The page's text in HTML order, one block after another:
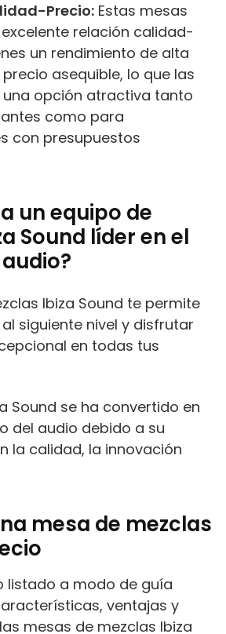
Precio: Estas mesas
relación calidad-
un rendimiento de alta
asequible, lo que las
una opción atractiva tanto
como para
con presupuestos
un equipo de
Sound líder en el
Ibiza Sound te permite
siguiente nivel y disfrutar
en todas tus
Sound se ha convertido en
del audio debido a su
la calidad, la innovación
mesa de mezclas
listado a modo de guía
ventajas y
mesas de mezclas Ibiza